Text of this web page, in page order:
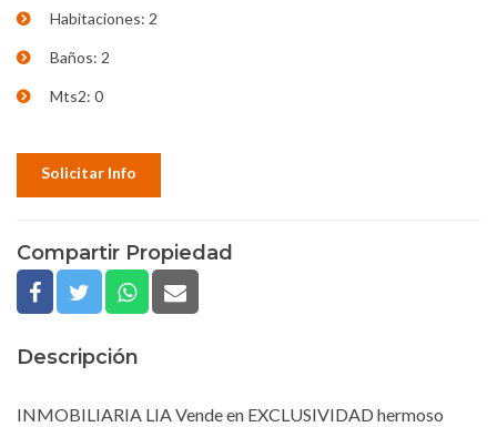
Habitaciones: 2
Baños: 2
Mts2: 0
Solicitar Info
Compartir Propiedad
Descripción
INMOBILIARIA LIA Vende en EXCLUSIVIDAD hermoso